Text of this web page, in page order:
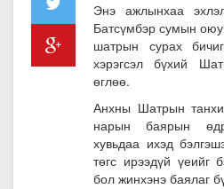
Энэ ажлынхаа
Батсүмбэр сумын
шатрын сурах
хэрэгсэл бүхий
өглөө.
Анхны Шатрын
нарын баярын
хувьдаа ихэд
төгс ирээдүй үеийг
бол жинхэнэ баялаг